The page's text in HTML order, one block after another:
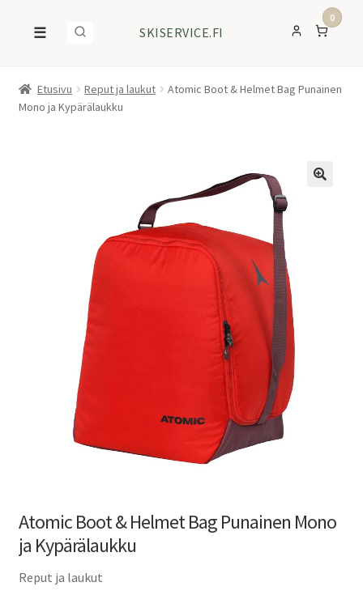
☰ SKISERVICE.FI
0
Etusivu Reput ja laukut
Atomic Boot & Helmet Bag Punainen
Mono ja Kypärälaukku
Atomic Boot & Helmet Bag Punainen Mono
ja Kypärälaukku
Reput ja laukut